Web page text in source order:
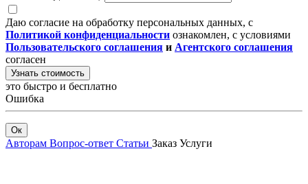
Даю согласие на обработку персональных данных, с
Политикой конфиденциальности ознакомлен, с условиями
Пользовательского соглашения и Агентского соглашения
согласен
Узнать стоимость
это быстро и бесплатно
Ошибка
Ок
Авторам Вопрос-ответ Статьи Заказ Услуги